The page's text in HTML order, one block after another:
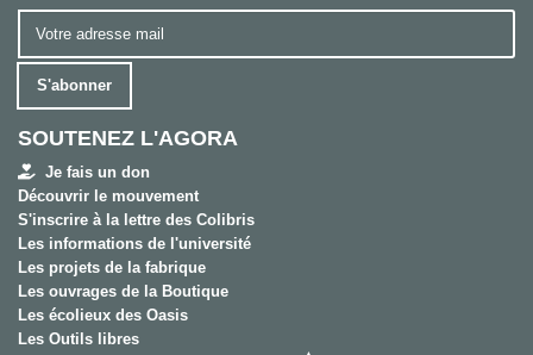
S'abonner
SOUTENEZ L'AGORA
Je fais un don
Découvrir le mouvement
S'inscrire à la lettre des Colibris
Les informations de l'université
Les projets de la fabrique
Les ouvrages de la Boutique
Les écolieux des Oasis
Les Outils libres